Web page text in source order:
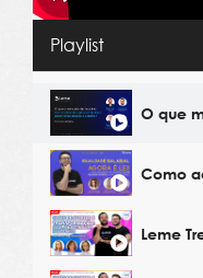
Playlist
O que
Como
Leme